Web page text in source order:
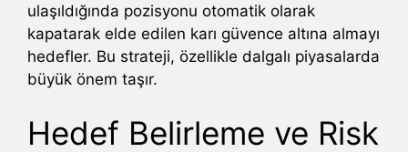
ulaşıldığında pozisyonu otomatik olarak
kapatarak elde edilen karı güvence altına almayı
hedefler. Bu strateji, özellikle dalgalı piyasalarda
büyük önem taşır.
Hedef Belirleme ve Risk